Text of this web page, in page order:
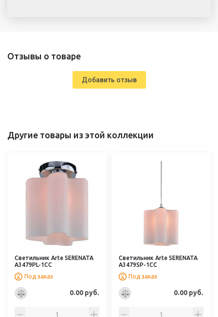
Отзывы о товаре
Добавить отзыв
Другие товары из этой коллекции
Светильник Arte SERENATA
A3479PL-1CC
Под заказ
0.00 руб.
Светильник Arte SERENATA
A3479SP-1CC
Под заказ
0.00 руб.